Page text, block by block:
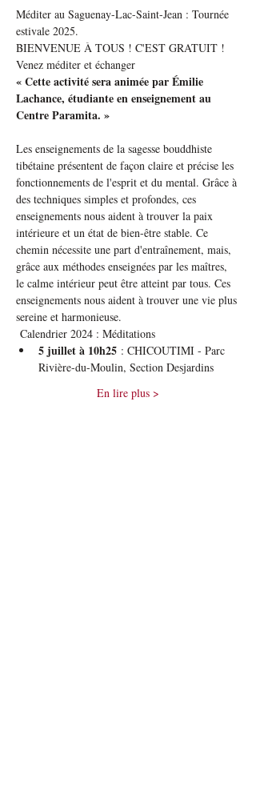
Méditer au Saguenay-Lac-Saint-Jean : Tournée
estivale 2025.
BIENVENUE À TOUS ! C'EST GRATUIT !
Venez méditer et échanger
« Cette activité sera animée par Émilie
Lachance, étudiante en enseignement au
Centre Paramita. »
Les enseignements de la sagesse bouddhiste
tibétaine présentent de façon claire et précise les
fonctionnements de l'esprit et du mental. Grâce à
des techniques simples et profondes, ces
enseignements nous aident à trouver la paix
intérieure et un état de bien-être stable. Ce
chemin nécessite une part d'entraînement, mais,
grâce aux méthodes enseignées par les maîtres,
le calme intérieur peut être atteint par tous. Ces
enseignements nous aident à trouver une vie plus
sereine et harmonieuse.
Calendrier 2024 : Méditations
5 juillet à 10h25 : CHICOUTIMI - Parc
Rivière-du-Moulin, Section Desjardins
En lire plus >